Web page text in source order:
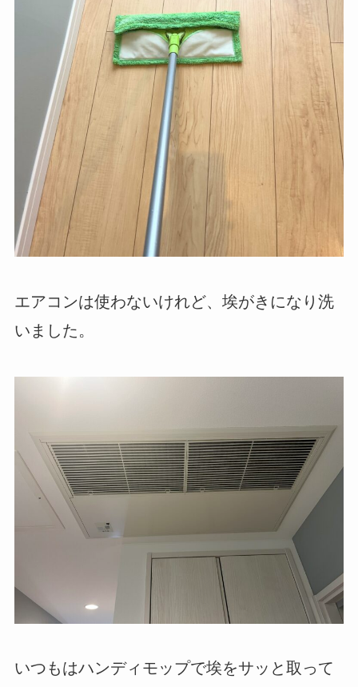
エアコンは使わないけれど、埃がきになり洗
いました。
いつもはハンディモップで埃をサッと取って